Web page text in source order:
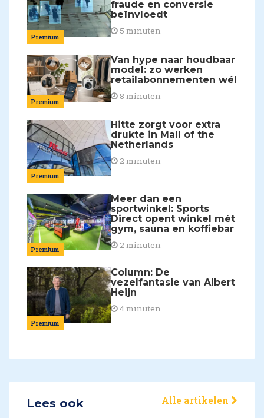
Premium
fraude en conversie
beïnvloedt
5 minuten
Premium
Van hype naar houdbaar
model: zo werken
retailabonnementen wél
8 minuten
Premium
Hitte zorgt voor extra
drukte in Mall of the
Netherlands
2 minuten
Premium
Meer dan een
sportwinkel: Sports
Direct opent winkel mét
gym, sauna en koffiebar
2 minuten
Premium
Column: De
vezelfantasie van Albert
Heijn
4 minuten
Lees ook Alle artikelen